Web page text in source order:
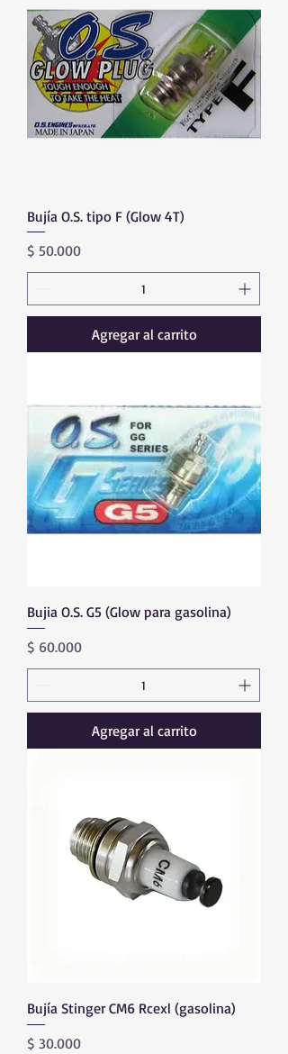
Bujía O.S. tipo F (Glow 4T)
Precio
$ 50.000
Agregar al carrito
Bujia O.S. G5 (Glow para gasolina)
Precio
$ 60.000
Agregar al carrito
Bujía Stinger CM6 Rcexl (gasolina)
Precio
$ 30.000